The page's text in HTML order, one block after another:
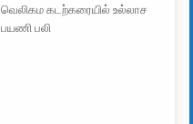
வெலிகம கடற்கரையில் உல்லாச
பயணி பலி